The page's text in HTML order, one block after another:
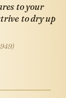
to your
to dry up